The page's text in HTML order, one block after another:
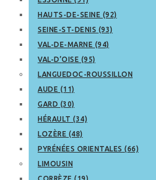
HAUTS-DE-SEINE (92)
SEINE-ST-DENIS (93)
VAL-DE-MARNE (94)
VAL-D’OISE (95)
LANGUEDOC-ROUSSILLON
AUDE (11)
GARD (30)
HÉRAULT (34)
LOZÈRE (48)
PYRÉNÉES ORIENTALES (66)
LIMOUSIN